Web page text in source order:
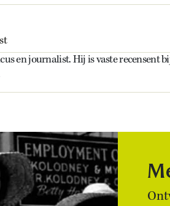
en journalist. Hij is vaste recensent